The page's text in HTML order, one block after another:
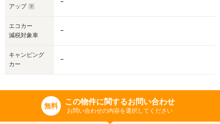
アップ
－
エコカー
減税対象車
－
キャンピング
カー
－
無料 この物件に関するお問い合わせ
お問い合わせの内容を選択してください